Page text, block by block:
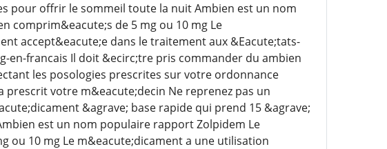
pour offrir le sommeil toute la nuit Ambien est un nom
comprim&eacute;s de 5 mg ou 10 mg Le
accept&eacute;e dans le traitement aux &Eacute;tats-
en-francais Il doit &ecirc;tre pris commander du ambien
les posologies prescrites sur votre ordonnance
prescrit votre m&eacute;decin Ne reprenez pas un
&agrave; base rapide qui prend 15 &agrave;
est un nom populaire rapport Zolpidem Le
ou 10 mg Le m&eacute;dicament a une utilisation